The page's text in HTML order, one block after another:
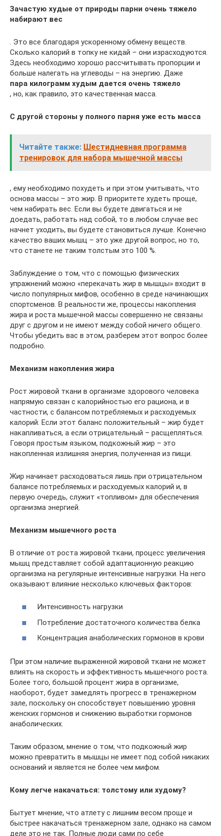
Зачастую худые от природы парни очень тяжело
набирают вес
. Это все благодаря ускоренному обмену веществ.
Сколько калорий в топку не кидай – они израсходуются.
Здесь необходимо хорошо рассчитывать пропорции и
больше налегать на углеводы – на энергию. Даже
пара килограмм худым дается очень тяжело
, но, как правило, это качественная масса.
С другой стороны у полного парня уже есть масса
Читайте также: Шестидневная программа
тренировок для набора мышечной массы
, ему необходимо похудеть и при этом учитывать, что
основа массы – это жир. В приоритете худеть проще,
чем набирать вес. Если вы будете двигаться и не
доедать, работать над собой, то в любом случае вес
начнет уходить, вы будете становиться лучше. Конечно
качество ваших мышц – это уже другой вопрос, но то,
что станете не таким толстым это 100 %.
Заблуждение о том, что с помощью физических
упражнений можно «перекачать жир в мышцы» входит в
число популярных мифов, особенно в среде начинающих
спортсменов. В реальности же, процессы накопления
жира и роста мышечной массы совершенно не связаны
друг с другом и не имеют между собой ничего общего.
Чтобы убедить вас в этом, разберем этот вопрос более
подробно.
Механизм накопления жира
Рост жировой ткани в организме здорового человека
напрямую связан с калорийностью его рациона, и в
частности, с балансом потребляемых и расходуемых
калорий. Если этот баланс положительный – жир будет
накапливаться, а если отрицательный – расщепляться.
Говоря простым языком, подкожный жир – это
накопленная излишняя энергия, полученная из пищи.
Жир начинает расходоваться лишь при отрицательном
балансе потребляемых и расходуемых калорий и, в
первую очередь, служит «топливом» для обеспечения
организма энергией.
Механизм мышечного роста
В отличие от роста жировой ткани, процесс увеличения
мышц представляет собой адаптационную реакцию
организма на регулярные интенсивные нагрузки. На него
оказывают влияние несколько ключевых факторов:
Интенсивность нагрузки
Потребление достаточного количества белка
Концентрация анаболических гормонов в крови
При этом наличие выраженной жировой ткани не может
влиять на скорость и эффективность мышечного роста.
Более того, большой процент жира в организме,
наоборот, будет замедлять прогресс в тренажерном
зале, поскольку он способствует повышению уровня
женских гормонов и снижению выработки гормонов
анаболических.
Таким образом, мнение о том, что подкожный жир
можно превратить в мышцы не имеет под собой никаких
оснований и является не более чем мифом.
Кому легче накачаться: толстому или худому?
Бытует мнение, что атлету с лишним весом проще и
быстрее накачаться тренажерном зале, однако на самом
деле это не так. Полные люди сами по себе